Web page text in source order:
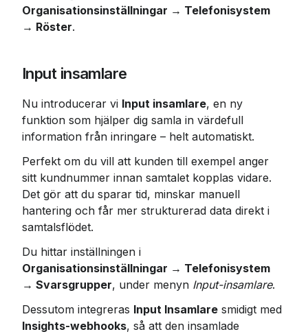
Organisationsinställningar → Telefonisystem
→ Röster.
Input insamlare
Nu introducerar vi Input insamlare, en ny
funktion som hjälper dig samla in värdefull
information från inringare – helt automatiskt.
Perfekt om du vill att kunden till exempel anger
sitt kundnummer innan samtalet kopplas vidare.
Det gör att du sparar tid, minskar manuell
hantering och får mer strukturerad data direkt i
samtalsflödet.
Du hittar inställningen i
Organisationsinställningar → Telefonisystem
→ Svarsgrupper, under menyn Input-insamlare.
Dessutom integreras Input Insamlare smidigt med
Insights-webhooks, så att den insamlade